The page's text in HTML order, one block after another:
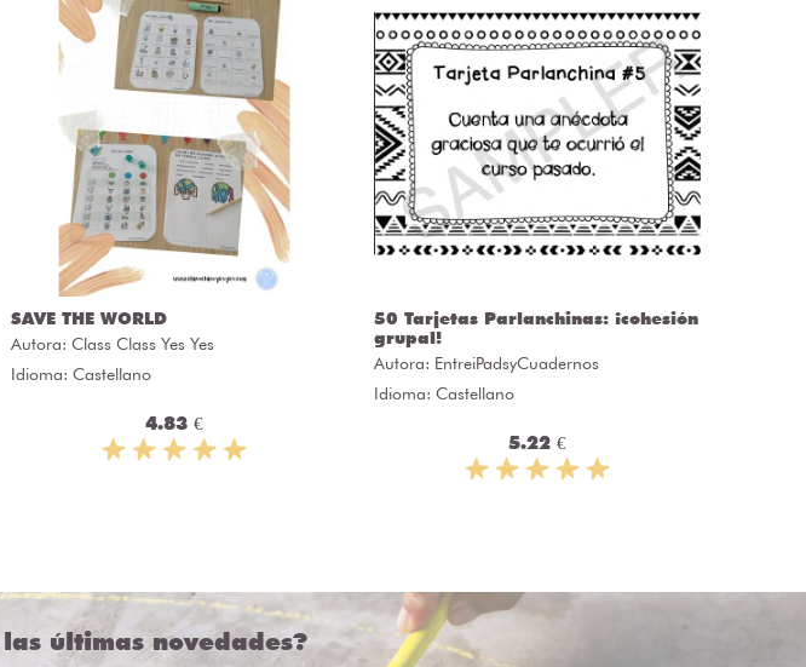
SAVE THE WORLD
Autora: Class Class Yes Yes
Idioma: Castellano
4.83 €
50 Tarjetas Parlanchinas: ¡cohesión
grupal!
Autora: EntreiPadsyCuadernos
Idioma: Castellano
5.22 €
últimas novedades?